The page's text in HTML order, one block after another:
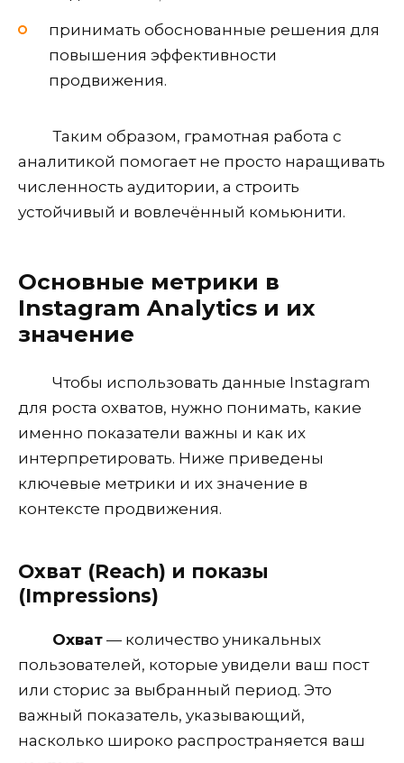
принимать обоснованные решения для
повышения эффективности
продвижения.
Таким образом, грамотная работа с
аналитикой помогает не просто наращивать
численность аудитории, а строить
устойчивый и вовлечённый комьюнити.
Основные метрики в
Instagram Analytics и их
значение
Чтобы использовать данные Instagram
для роста охватов, нужно понимать, какие
именно показатели важны и как их
интерпретировать. Ниже приведены
ключевые метрики и их значение в
контексте продвижения.
Охват (Reach) и показы
(Impressions)
Охват— количество уникальных
пользователей, которые увидели ваш пост
или сторис за выбранный период. Это
важный показатель, указывающий,
насколько широко распространяется ваш